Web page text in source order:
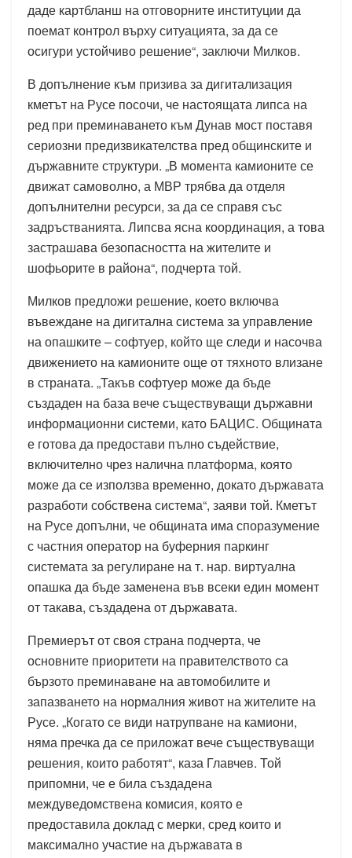
даде картбланш на отговорните институции да
поемат контрол върху ситуацията, за да се
осигури устойчиво решение“, заключи Милков.
В допълнение към призива за дигитализация
кметът на Русе посочи, че настоящата липса на
ред при преминаването към Дунав мост поставя
сериозни предизвикателства пред общинските и
държавните структури. „В момента камионите се
движат самоволно, а МВР трябва да отделя
допълнителни ресурси, за да се справя със
задръстванията. Липсва ясна координация, а това
застрашава безопасността на жителите и
шофьорите в района“, подчерта той.
Милков предложи решение, което включва
въвеждане на дигитална система за управление
на опашките – софтуер, който ще следи и насочва
движението на камионите още от тяхното влизане
в страната. „Такъв софтуер може да бъде
създаден на база вече съществуващи държавни
информационни системи, като БАЦИС. Общината
е готова да предостави пълно съдействие,
включително чрез налична платформа, която
може да се използва временно, докато държавата
разработи собствена система“, заяви той. Кметът
на Русе допълни, че общината има споразумение
с частния оператор на буферния паркинг
системата за регулиране на т. нар. виртуална
опашка да бъде заменена във всеки един момент
от такава, създадена от държавата.
Премиерът от своя страна подчерта, че
основните приоритети на правителството са
бързото преминаване на автомобилите и
запазването на нормалния живот на жителите на
Русе. „Когато се види натрупване на камиони,
няма пречка да се приложат вече съществуващи
решения, които работят“, каза Главчев. Той
припомни, че е била създадена
междуведомствена комисия, която е
предоставила доклад с мерки, сред които и
максимално участие на държавата в